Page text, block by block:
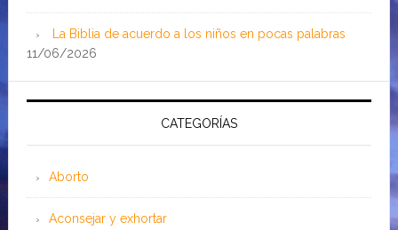
La Biblia de acuerdo a los niños en pocas palabras
11/06/2026
CATEGORÍAS
Aborto
Aconsejar y exhortar